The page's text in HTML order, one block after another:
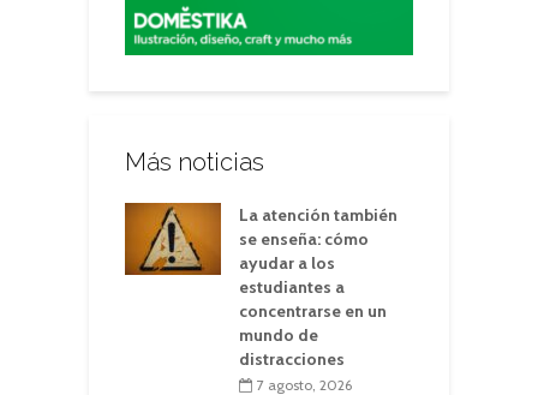
Más noticias
La atención también
se enseña: cómo
ayudar a los
estudiantes a
concentrarse en un
mundo de
distracciones
7 agosto, 2026